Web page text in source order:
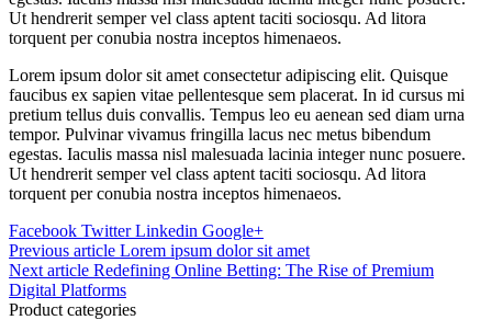
Ut hendrerit semper vel class aptent taciti sociosqu. Ad litora
torquent per conubia nostra inceptos himenaeos.
Lorem ipsum dolor sit amet consectetur adipiscing elit. Quisque
faucibus ex sapien vitae pellentesque sem placerat. In id cursus mi
pretium tellus duis convallis. Tempus leo eu aenean sed diam urna
tempor. Pulvinar vivamus fringilla lacus nec metus bibendum
egestas. Iaculis massa nisl malesuada lacinia integer nunc posuere.
Ut hendrerit semper vel class aptent taciti sociosqu. Ad litora
torquent per conubia nostra inceptos himenaeos.
Facebook Twitter Linkedin Google+
Post
navigation
Previous article Lorem ipsum dolor sit amet
Next article Redefining Online Betting: The Rise of Premium
Digital Platforms
Product categories